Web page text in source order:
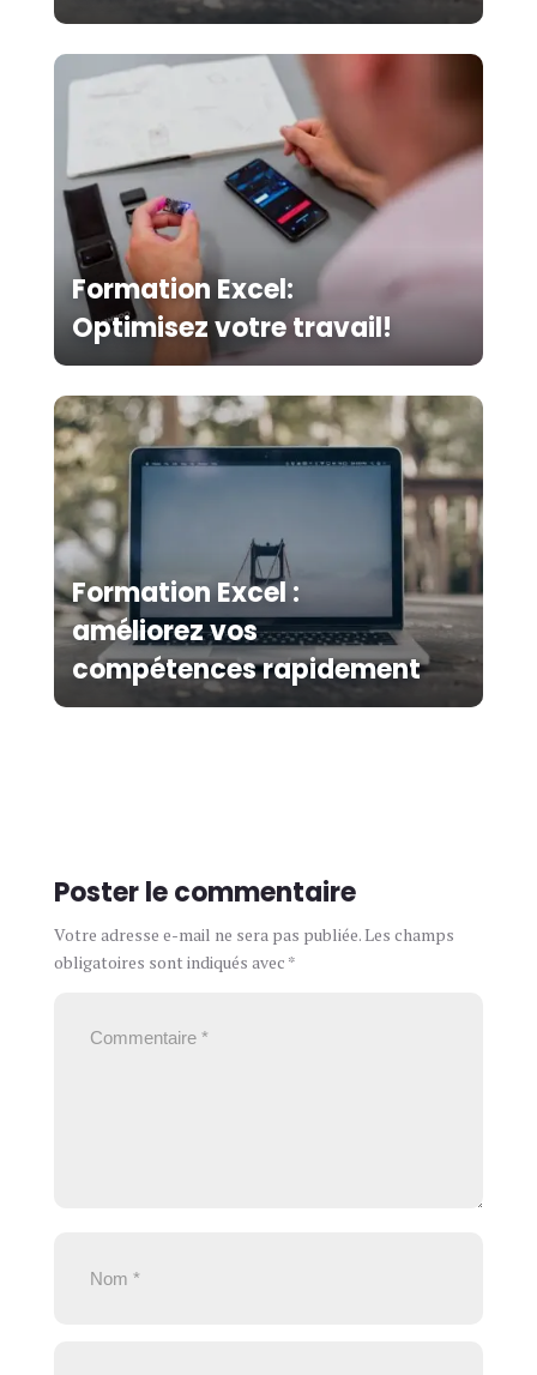
Formation Excel:
Optimisez votre travail!
Formation Excel :
améliorez vos
compétences rapidement
Poster le commentaire
Votre adresse e-mail ne sera pas publiée.Les champs
obligatoires sont indiqués avec *